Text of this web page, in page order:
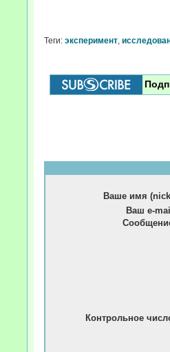
Теги: эксперимент,